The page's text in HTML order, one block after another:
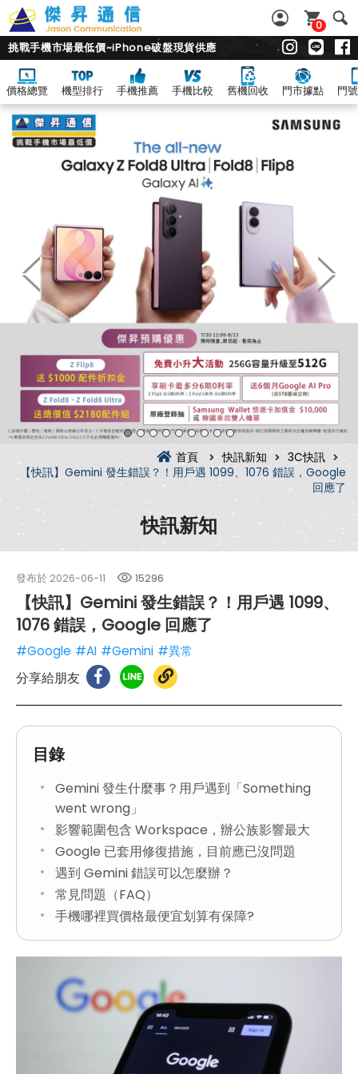
0
挑戰手機市場最低價~iPhone破盤現貨供應
價格總覽 機型排行 手機推薦 手機比較 舊機回收 門市據點 門
首頁 快訊新知
3C快訊
【快訊】Gemini 發生錯誤？！用戶遇 1099、1076 錯誤，Google
回應了
快訊新知
發布於 2026-06-11 15296
【快訊】Gemini 發生錯誤？！用戶遇 1099、
1076 錯誤，Google 回應了
#Google #AI #Gemini #異常
分享給朋友
目錄
Gemini 發生什麼事？用戶遇到「Something
went wrong」
影響範圍包含 Workspace，辦公族影響最大
Google 已套用修復措施，目前應已沒問題
遇到 Gemini 錯誤可以怎麼辦？
常見問題（FAQ）
手機哪裡買價格最便宜划算有保障?